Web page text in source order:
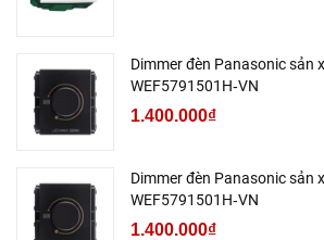
Dimmer đèn Panasonic sản
WEF5791501H‑VN
1.400.000₫
Dimmer đèn Panasonic sản
WEF5791501H‑VN
1.400.000₫